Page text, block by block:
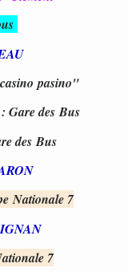
pasino"
Gare des Bus
des Bus
Nationale 7
7